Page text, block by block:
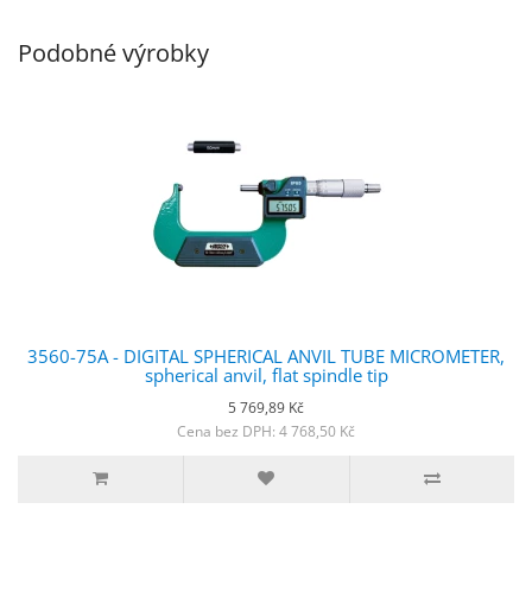
Podobné výrobky
3560-75A - DIGITAL SPHERICAL ANVIL TUBE MICROMETER,
spherical anvil, flat spindle tip
5 769,89 Kč
Cena bez DPH: 4 768,50 Kč